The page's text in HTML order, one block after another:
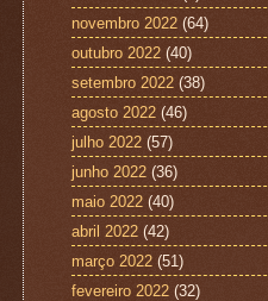
novembro 2022 (64)
outubro 2022 (40)
setembro 2022 (38)
agosto 2022 (46)
julho 2022 (57)
junho 2022 (36)
maio 2022 (40)
abril 2022 (42)
março 2022 (51)
fevereiro 2022 (32)